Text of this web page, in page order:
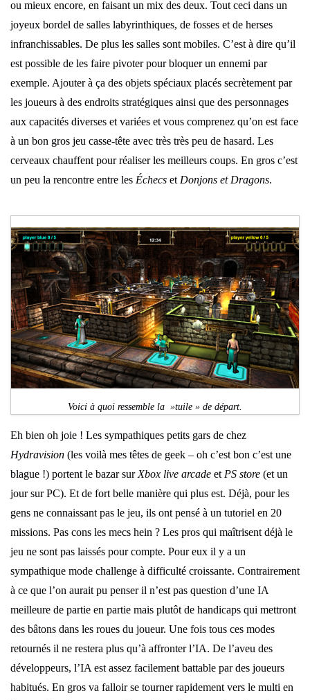
ou mieux encore, en faisant un mix des deux. Tout ceci dans un
joyeux bordel de salles labyrinthiques, de fosses et de herses
infranchissables. De plus les salles sont mobiles. C’est à dire qu’il
est possible de les faire pivoter pour bloquer un ennemi par
exemple. Ajouter à ça des objets spéciaux placés secrètement par
les joueurs à des endroits stratégiques ainsi que des personnages
aux capacités diverses et variées et vous comprenez qu’on est face
à un bon gros jeu casse-tête avec très très peu de hasard. Les
cerveaux chauffent pour réaliser les meilleurs coups. En gros c’est
un peu la rencontre entre les Échecs etDonjons et Dragons.
Voici à quoi ressemble la »tuile » de départ.
Eh bien oh joie ! Les sympathiques petits gars de chez
Hydravision (les voilà mes têtes de geek – oh c’est bon c’est une
blague !) portent le bazar sur Xbox live arcade et PS store (et un
jour sur PC). Et de fort belle manière qui plus est. Déjà, pour les
gens ne connaissant pas le jeu, ils ont pensé à un tutoriel en 20
missions. Pas cons les mecs hein ? Les pros qui maîtrisent déjà le
jeu ne sont pas laissés pour compte. Pour eux il y a un
sympathique mode challenge à difficulté croissante. Contrairement
à ce que l’on aurait pu penser il n’est pas question d’une IA
meilleure de partie en partie mais plutôt de handicaps qui mettront
des bâtons dans les roues du joueur. Une fois tous ces modes
retournés il ne restera plus qu’à affronter l’IA. De l’aveu des
développeurs, l’IA est assez facilement battable par des joueurs
habitués. En gros va falloir se tourner rapidement vers le multi en